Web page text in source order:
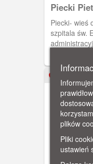
Piecki- wieś
szpitala św.
pocztówce
Cafe zum
własnością
Gdańsk,
plików
Pliki
ustawień